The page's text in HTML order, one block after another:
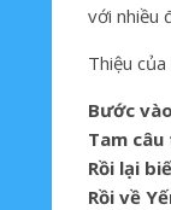
với nhiều
Thiệu
Bước
Tam
Rồi lại
Rồi về